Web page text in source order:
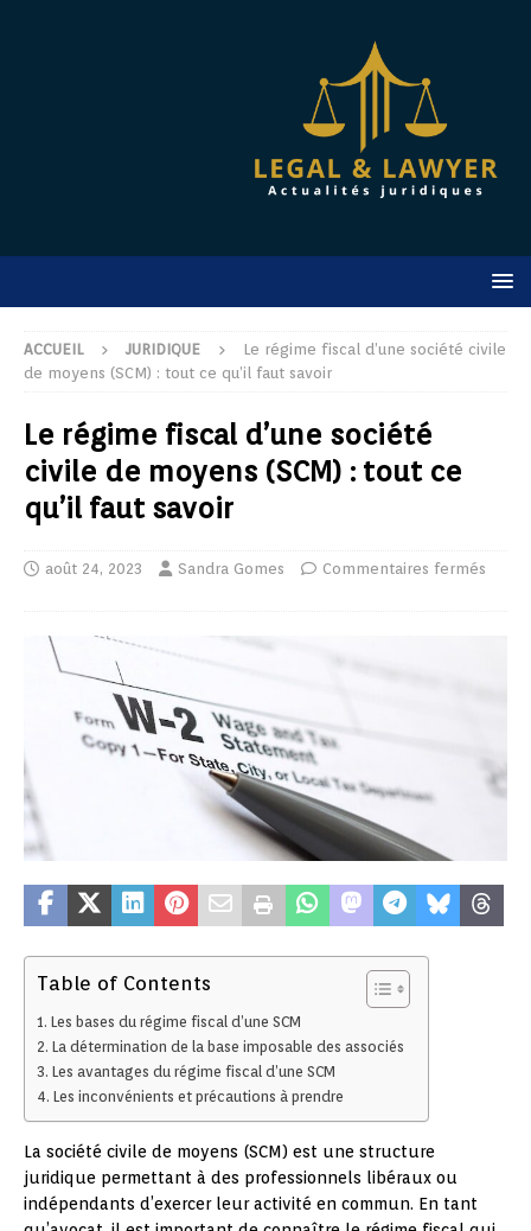
ACCUEIL JURIDIQUE
Le régime fiscal d’une société civile
de moyens (SCM) : tout ce qu’il faut savoir
Le régime fiscal d’une société
civile de moyens (SCM) : tout ce
qu’il faut savoir
août 24, 2023 Sandra Gomes Commentaires fermés
Table of Contents
Les bases du régime fiscal d’une SCM
La détermination de la base imposable des associés
Les avantages du régime fiscal d’une SCM
Les inconvénients et précautions à prendre
La société civile de moyens (SCM) est une structure
juridique permettant à des professionnels libéraux ou
indépendants d’exercer leur activité en commun. En tant